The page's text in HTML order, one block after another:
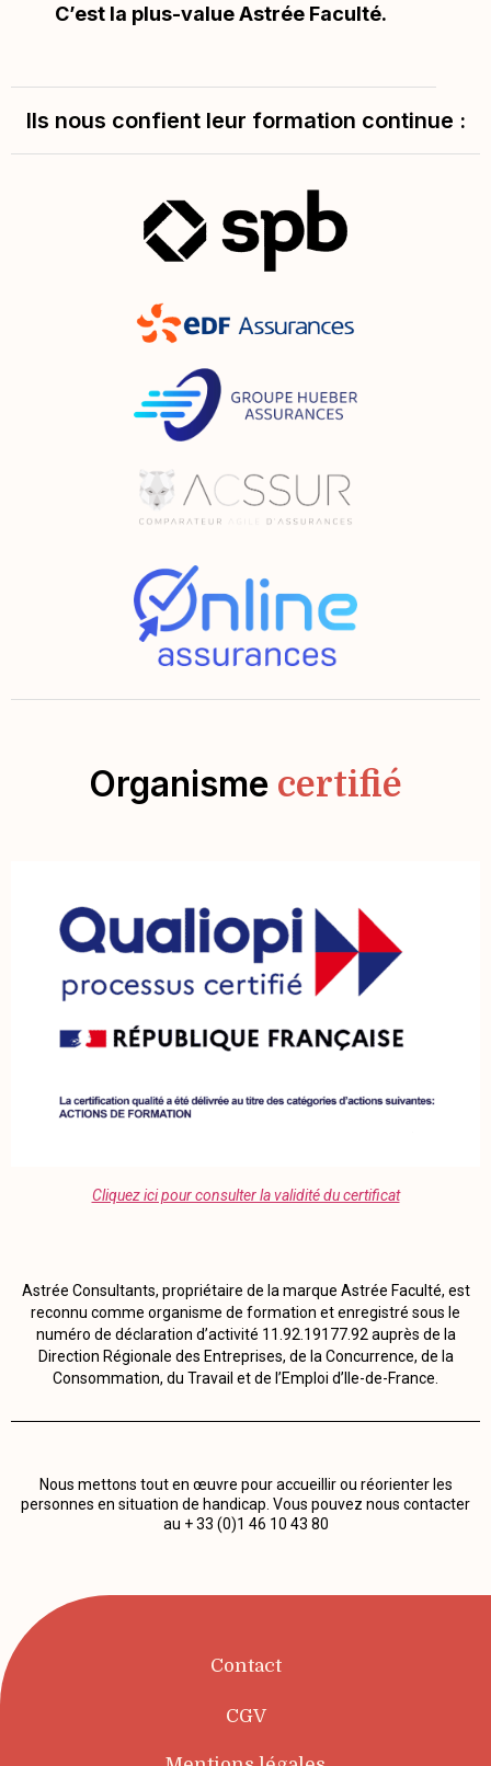
C’est la plus-value Astrée Faculté.
Ils nous confient leur formation continue :
Organisme certifié
Cliquez ici pour consulter la validité du certificat
Astrée Consultants, propriétaire de la marque Astrée Faculté, est
reconnu comme organisme de formation et enregistré sous le
numéro de déclaration d’activité 11.92.19177.92 auprès de la
Direction Régionale des Entreprises, de la Concurrence, de la
Consommation, du Travail et de l’Emploi d’Ile-de-France.
Nous mettons tout en œuvre pour accueillir ou réorienter les
personnes en situation de handicap. Vous pouvez nous contacter
au + 33 (0)1 46 10 43 80
Contact
CGV